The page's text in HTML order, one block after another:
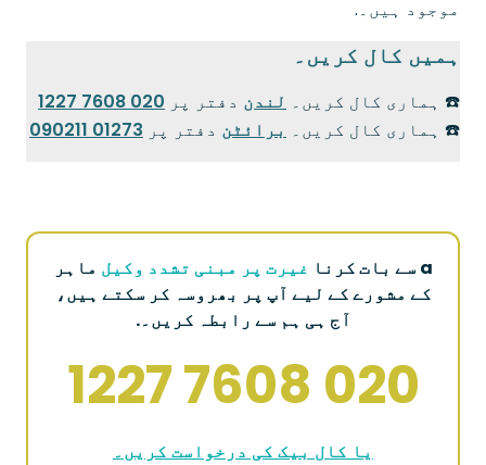
موجود ہیں۔.
ہمیں کال کریں۔
☎️ ہماری کال کریں۔ لندن دفتر پر 020 7608 1227
☎️ ہماری کال کریں۔ برائٹن دفتر پر 01273 090211
a سے بات کرنا غیرت پر مبنی تشدد وکیل ماہر
کے مشورے کے لیے آپ پر بھروسہ کر سکتے ہیں،
آج ہی ہم سے رابطہ کریں۔.
020 7608 1227
یا کال بیک کی درخواست کریں۔